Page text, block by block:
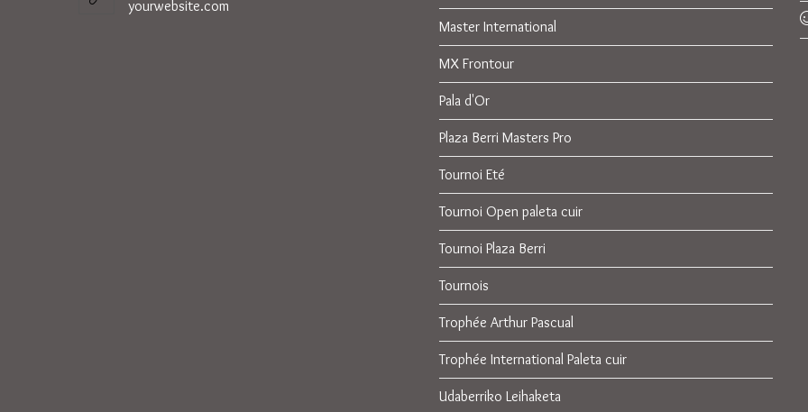
yourwebsite.com
Master International
MX Frontour
Pala d'Or
Plaza Berri Masters Pro
Tournoi Eté
Tournoi Open paleta cuir
Tournoi Plaza Berri
Tournois
Trophée Arthur Pascual
Trophée International Paleta cuir
Udaberriko Leihaketa